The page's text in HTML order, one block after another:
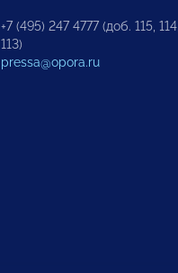
+7 (495) 247 4777 (доб. 115, 114,
113)
pressa@opora.ru